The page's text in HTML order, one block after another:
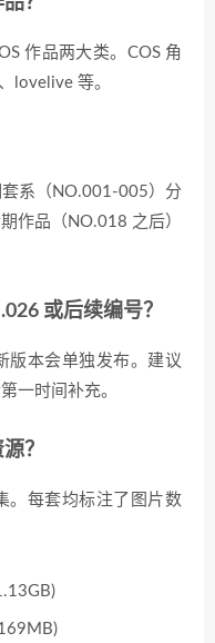
作品两大类。COS 角
lovelive 等。
系（NO.001-005）分
作品（NO.018 之后）
或后续编号？
版本会单独发布。建议
一时间补充。
？
。每套均标注了图片数